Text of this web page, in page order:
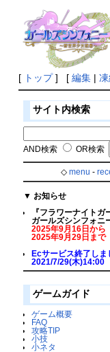
[ トップ] [ 編集|
サイト内検索
AND検索 OR検索
◇menu -
▼ お知らせ
『フラワーナイトガ
ガールズシンフォニ
2025年9月16日から
2025年9月29日まで
Ecサービス終了しま
2021/7/29(木)14:00
ゲームガイド
ゲーム概要
FAQ
攻略TIP
小技
小ネタ